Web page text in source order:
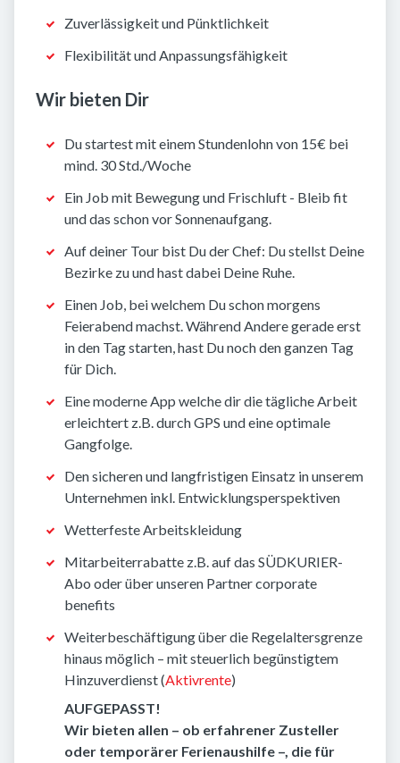
Zuverlässigkeit und Pünktlichkeit
Flexibilität und Anpassungsfähigkeit
Wir bieten Dir
Du startest mit einem Stundenlohn von 15€ bei
mind. 30 Std./Woche
Ein Job mit Bewegung und Frischluft - Bleib fit
und das schon vor Sonnenaufgang.
Auf deiner Tour bist Du der Chef: Du stellst Deine
Bezirke zu und hast dabei Deine Ruhe.
Einen Job, bei welchem Du schon morgens
Feierabend machst. Während Andere gerade erst
in den Tag starten, hast Du noch den ganzen Tag
für Dich.
Eine moderne App welche dir die tägliche Arbeit
erleichtert z.B. durch GPS und eine optimale
Gangfolge.
Den sicheren und langfristigen Einsatz in unserem
Unternehmen inkl. Entwicklungsperspektiven
Wetterfeste Arbeitskleidung
Mitarbeiterrabatte z.B. auf das SÜDKURIER-
Abo oder über unseren Partner corporate
benefits
Weiterbeschäftigung über die Regelaltersgrenze
hinaus möglich – mit steuerlich begünstigtem
Hinzuverdienst (Aktivrente)
AUFGEPASST!
Wir bieten allen – ob erfahrener Zusteller
oder temporärer Ferienaushilfe –, die für